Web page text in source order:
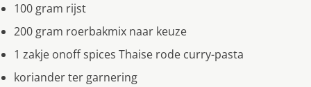
100 gram rijst
200 gram roerbakmix naar keuze
1 zakje onoff spices Thaise rode curry-pasta
koriander ter garnering